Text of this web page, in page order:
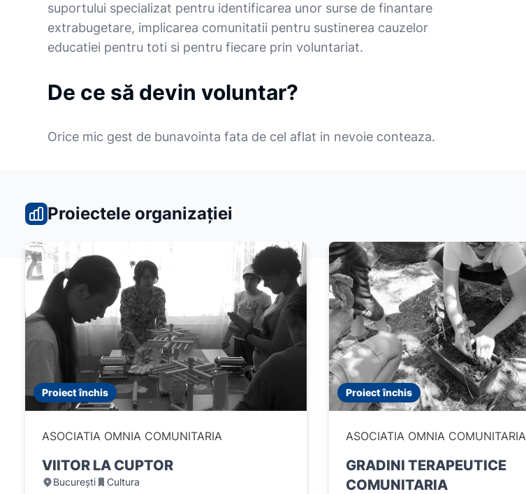
suportului specializat pentru identificarea unor surse de finantare
extrabugetare, implicarea comunitatii pentru sustinerea cauzelor
educatiei pentru toti si pentru fiecare prin voluntariat.
De ce să devin voluntar?
Orice mic gest de bunavointa fata de cel aflat in nevoie conteaza.
Proiectele organizației
Proiect închis
ASOCIATIA OMNIA COMUNITARIA
VIITOR LA CUPTOR
București Cultura
Proiect închis
ASOCIATIA OMNIA COMUNITARIA
GRADINI TERAPEUTICE
COMUNITARIA